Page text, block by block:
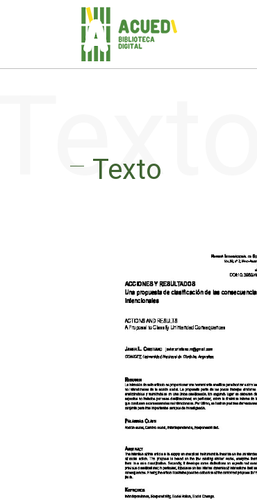
Texto